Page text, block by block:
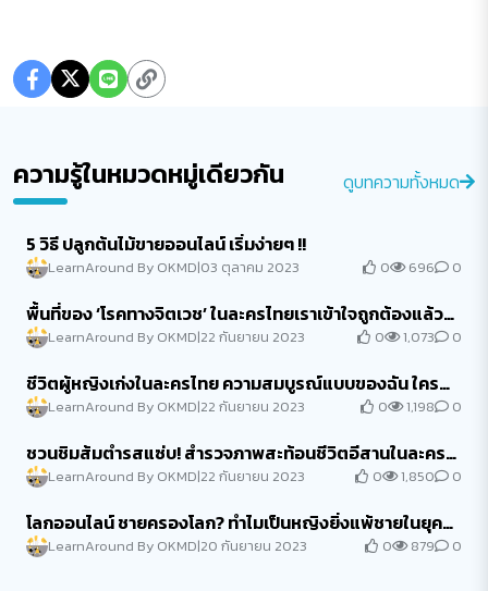
ความรู้ในหมวดหมู่เดียวกัน ดูบทความทั้งหมด
5 วิธี ปลูกต้นไม้ขายออนไลน์ เริ่มง่ายๆ !!
LearnAround By OKMD|03 ตุลาคม 2023 0 696 0
พื้นที่ของ ‘โรคทางจิตเวช’ ในละครไทยเราเข้าใจถูกต้องแล้ว
หรือยัง?
LearnAround By OKMD|22 กันยายน 2023 0 1,073 0
ชีวิตผู้หญิงเก่งในละครไทย ความสมบูรณ์แบบของฉัน ใคร
ตัดสิน?
LearnAround By OKMD|22 กันยายน 2023 0 1,198 0
ชวนชิมส้มตำรสแซ่บ! สำรวจภาพสะท้อนชีวิตอีสานในละคร
ไทยLearnAround By OKMD|22 กันยายน 2023 0 1,850 0
โลกออนไลน์ ชายครองโลก? ทำไมเป็นหญิงยิ่งแพ้ชายในยุค
ดิจิทัลLearnAround By OKMD|20 กันยายน 2023 0 879 0